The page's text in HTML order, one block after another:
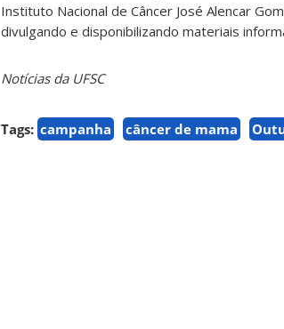
Instituto Nacional de Câncer José Alencar
divulgando e disponibilizando materiais
Notícias da UFSC
Tags: campanha câncer de mama